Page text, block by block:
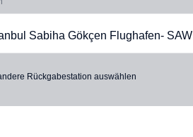
Sabiha Gökçen Flughafen- SAW
Rückgabestation auswählen